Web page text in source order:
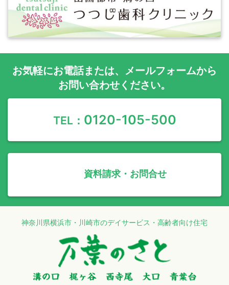
お気軽にお電話または、 メールフォームから
お問い合わせください。
TEL： 0120-105-500
資料請求・お問合せ
神奈川県横浜市・川崎市のデイサービス・高齢者向け住宅